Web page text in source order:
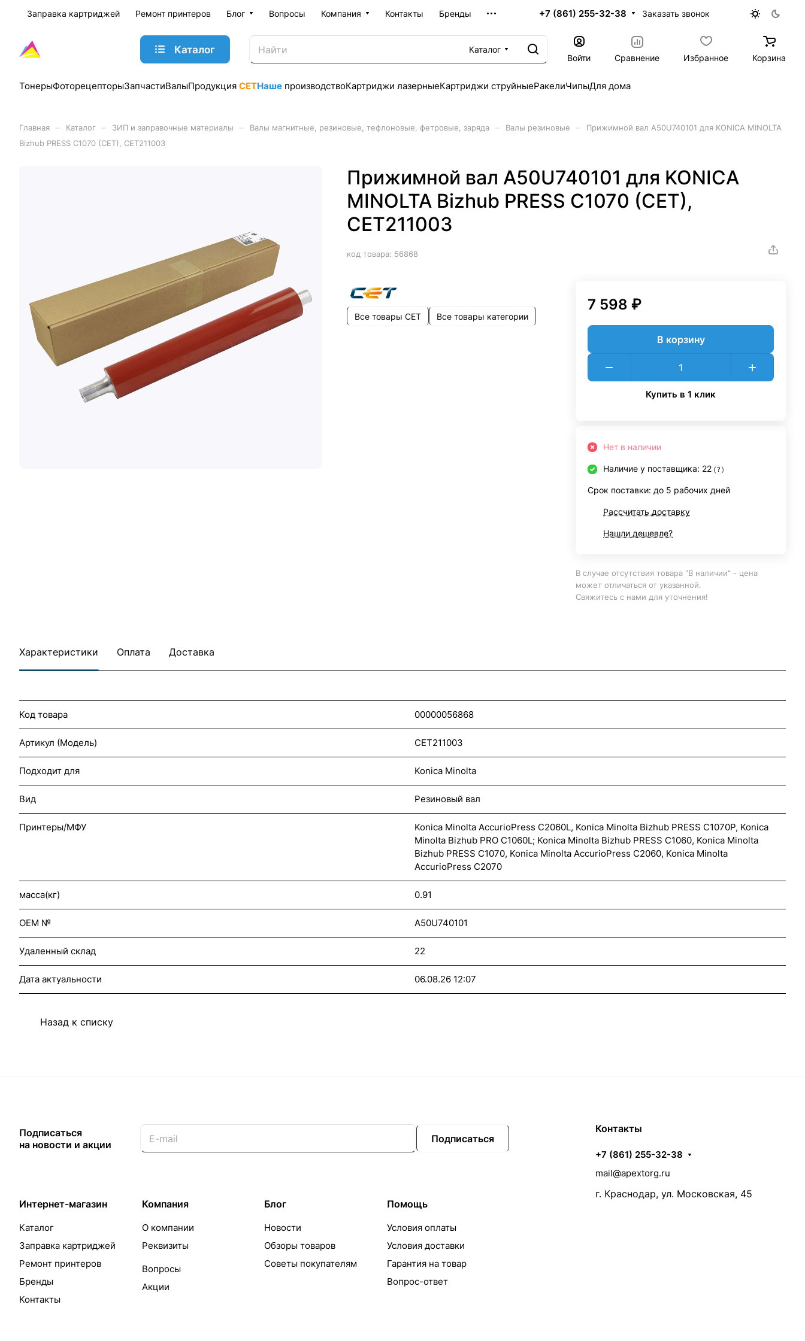
Заправка картриджей Ремонт принтеров Блог Вопросы Компания Контакты Бренды +7 (861) 255-32-38 Заказать звонок
Каталог
Каталог
Войти
Сравнение Избранное Корзина
ТонерыФоторецепторыЗапчастиВалыПродукция CETНаше производствоКартриджи лазерныеКартриджи струйныеРакелиЧипыДля дома
Главная Каталог ЗИП и заправочные материалы Валы магнитные, резиновые, тефлоновые, фетровые, заряда Валы резиновые
Прижимной вал A50U740101 для KONICA MINOLTA
Bizhub PRESS C1070 (CET), CET211003
Прижимной вал A50U740101 для KONICA
MINOLTA Bizhub PRESS C1070 (CET),
CET211003
код товара: 56868
Все товары CET Все товары категории
7 598 ₽
В корзину
Купить в 1 клик
Нет в наличии
Наличие у поставщика: 22 ?
Срок поставки: до 5 рабочих дней
Рассчитать доставку
Нашли дешевле?
В случае отсутствия товара "В наличии" - цена
может отличаться от указанной.
Свяжитесь с нами для уточнения!
Характеристики Оплата Доставка
Код товара 00000056868
Артикул (Модель) CET211003
Подходит для Konica Minolta
Вид Резиновый вал
Принтеры/МФУ
Konica Minolta AccurioPress C2060L, Konica Minolta Bizhub PRESS C1070P, Konica
Minolta Bizhub PRO C1060L; Konica Minolta Bizhub PRESS C1060, Konica Minolta
Bizhub PRESS C1070, Konica Minolta AccurioPress C2060, Konica Minolta
AccurioPress C2070
масса(кг) 0.91
OEM № A50U740101
Удаленный склад 22
Дата актуальности 06.08.26 12:07
Назад к списку
Подписаться
на новости и акции
Подписаться
Интернет-магазин
Каталог
Заправка картриджей
Ремонт принтеров
Бренды
Контакты
Компания
О компании
Реквизиты
Вопросы
Акции
Блог
Новости
Обзоры товаров
Советы покупателям
Помощь
Условия оплаты
Условия доставки
Гарантия на товар
Вопрос-ответ
Контакты
+7 (861) 255-32-38
mail@apextorg.ru
г. Краснодар, ул. Московская, 45